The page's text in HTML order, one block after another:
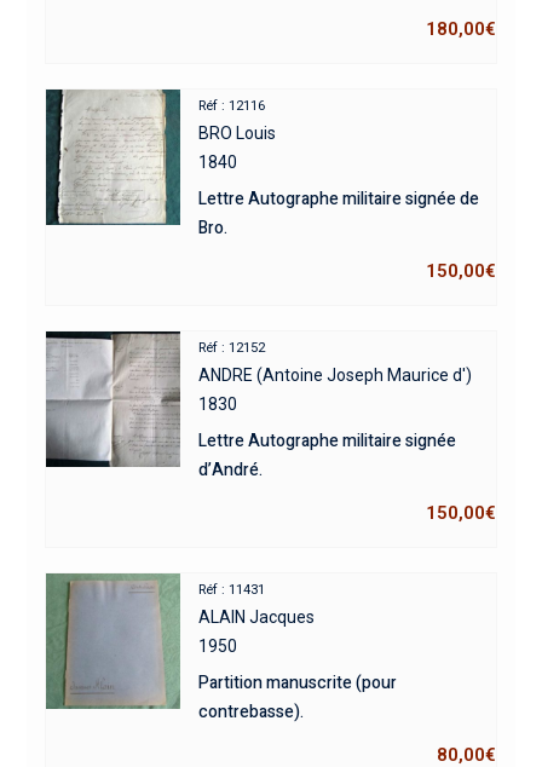
180,00€
Réf : 12116
BRO Louis
1840
Lettre Autographe militaire signée de
Bro.
150,00€
Réf : 12152
ANDRE (Antoine Joseph Maurice d')
1830
Lettre Autographe militaire signée
d’André.
150,00€
Réf : 11431
ALAIN Jacques
1950
Partition manuscrite (pour
contrebasse).
80,00€